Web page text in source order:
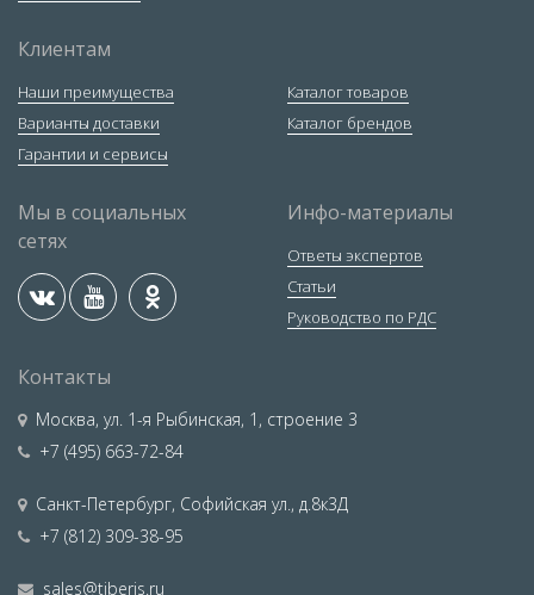
Клиентам
Наши преимущества
Варианты доставки
Гарантии и сервисы
Каталог товаров
Каталог брендов
Мы в социальных
сетях
Инфо-материалы
Ответы экспертов
Статьи
Руководство по РДС
Контакты
Москва, ул. 1-я Рыбинская, 1, строение 3
+7 (495) 663-72-84
Санкт-Петербург, Софийская ул., д.8к3Д
+7 (812) 309-38-95
sales@tiberis.ru